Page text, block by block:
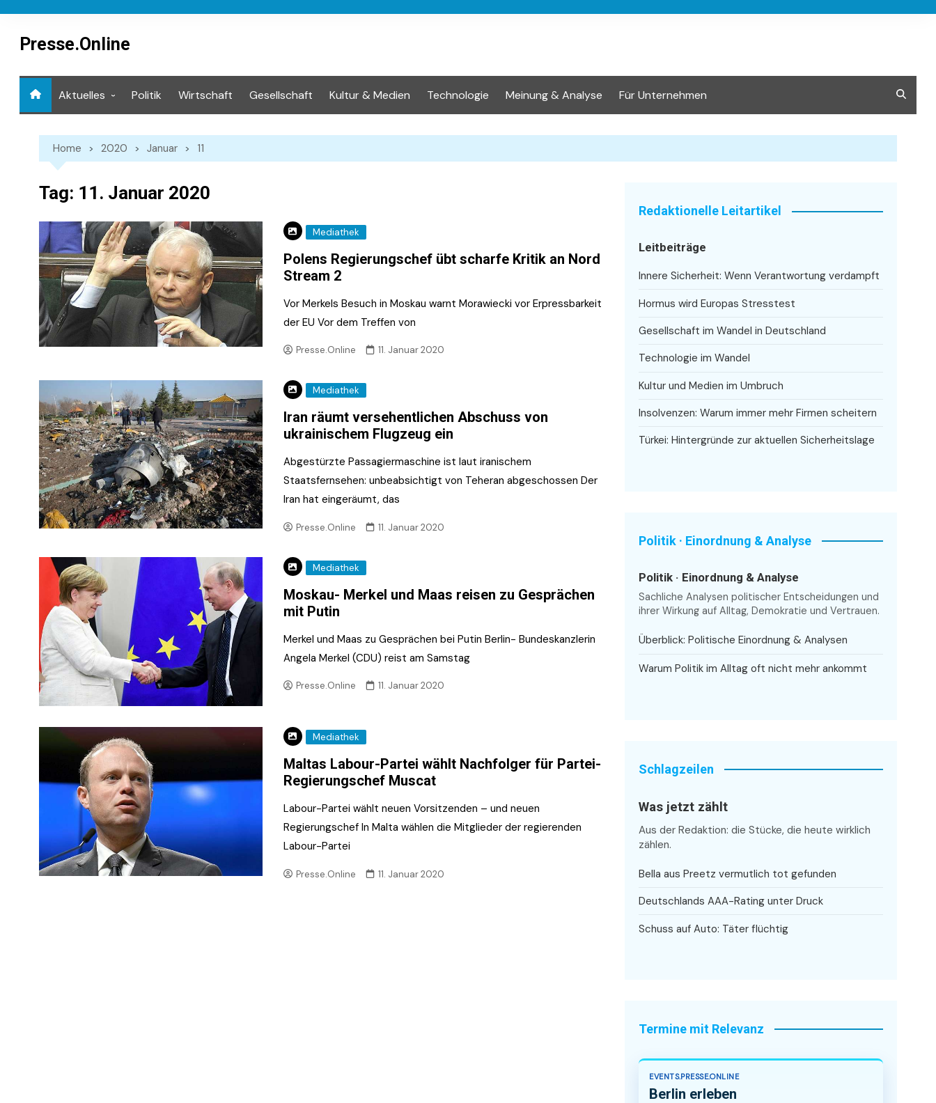
contentPresse.Online
Aktuelles Politik Wirtschaft Gesellschaft Kultur & Medien Technologie Meinung & Analyse Für Unternehmen
Home 2020 Januar 11
Tag: 11. Januar 2020
Mediathek
Polens Regierungschef übt scharfe Kritik an Nord
Stream 2
Vor Merkels Besuch in Moskau warnt Morawiecki vor Erpressbarkeit
der EU Vor dem Treffen von
Presse.Online 11. Januar 2020
Mediathek
Iran räumt versehentlichen Abschuss von
ukrainischem Flugzeug ein
Abgestürzte Passagiermaschine ist laut iranischem
Staatsfernsehen: unbeabsichtigt von Teheran abgeschossen Der
Iran hat eingeräumt, das
Presse.Online 11. Januar 2020
Mediathek
Moskau- Merkel und Maas reisen zu Gesprächen
mit Putin
Merkel und Maas zu Gesprächen bei Putin Berlin- Bundeskanzlerin
Angela Merkel (CDU) reist am Samstag
Presse.Online 11. Januar 2020
Mediathek
Maltas Labour-Partei wählt Nachfolger für Partei-
Regierungschef Muscat
Labour-Partei wählt neuen Vorsitzenden – und neuen
Regierungschef In Malta wählen die Mitglieder der regierenden
Labour-Partei
Presse.Online 11. Januar 2020
Redaktionelle Leitartikel
Leitbeiträge
Innere Sicherheit: Wenn Verantwortung verdampft
Hormus wird Europas Stresstest
Gesellschaft im Wandel in Deutschland
Technologie im Wandel
Kultur und Medien im Umbruch
Insolvenzen: Warum immer mehr Firmen scheitern
Türkei: Hintergründe zur aktuellen Sicherheitslage
Politik · Einordnung & Analyse
Politik · Einordnung & Analyse
Sachliche Analysen politischer Entscheidungen und
ihrer Wirkung auf Alltag, Demokratie und Vertrauen.
Überblick: Politische Einordnung & Analysen
Warum Politik im Alltag oft nicht mehr ankommt
Schlagzeilen
Was jetzt zählt
Aus der Redaktion: die Stücke, die heute wirklich
zählen.
Bella aus Preetz vermutlich tot gefunden
Deutschlands AAA-Rating unter Druck
Schuss auf Auto: Täter flüchtig
Termine mit Relevanz
EVENTS.PRESSE.ONLINE
Berlin erleben